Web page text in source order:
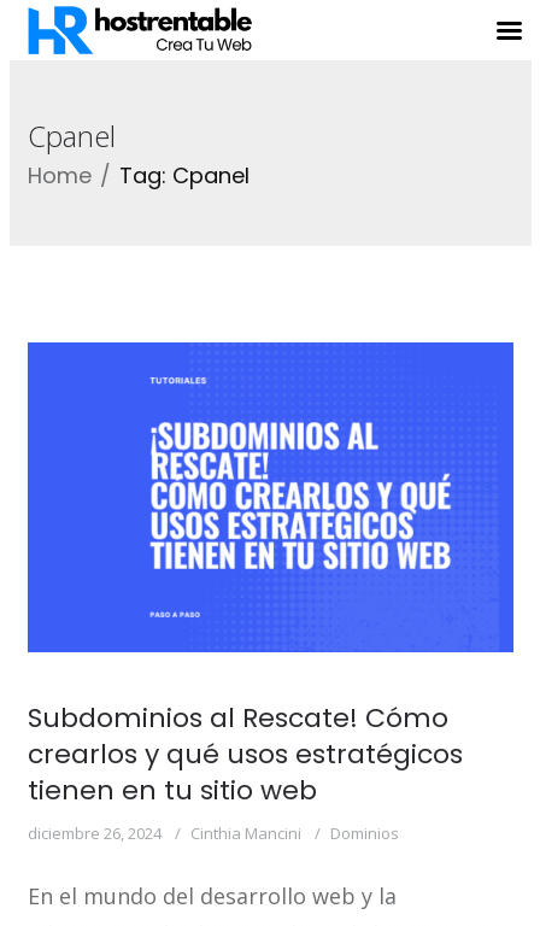
Cpanel
Home Tag: Cpanel
Subdominios al Rescate! Cómo
crearlos y qué usos estratégicos
tienen en tu sitio web
diciembre 26, 2024 Cinthia Mancini Dominios
En el mundo del desarrollo web y la